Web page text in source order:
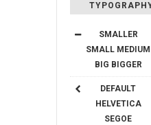
SMALLER
SMALL MEDIUM
BIG BIGGER
DEFAULT
HELVETICA
SEGOE